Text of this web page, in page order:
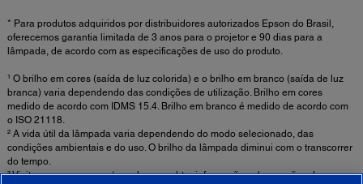
* Para produtos adquiridos por distribuidores autorizados Epson do Brasil,
oferecemos garantia limitada de 3 anos para o projetor e 90 dias para a
lâmpada, de acordo com as especificações de uso do produto.
¹ O brilho em cores (saída de luz colorida) e o brilho em branco (saída de luz
branca) varia dependendo das condições de utilização. Brilho em cores
medido de acordo com IDMS 15.4. Brilho em branco é medido de acordo com
o ISO 21118.
² A vida útil da lâmpada varia dependendo do modo selecionado, das
condições ambientais e do uso. O brilho da lâmpada diminui com o transcorrer
do tempo.
³ Visite www.epson.com/recycle para obter informação sobre opções de